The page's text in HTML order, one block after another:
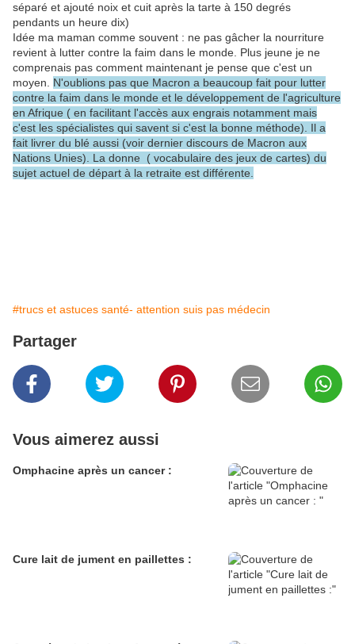
séparé et ajouté noix et cuit après la tarte à 150 degrés
pendants un heure dix)
Idée ma maman comme souvent : ne pas gâcher la nourriture
revient à lutter contre la faim dans le monde. Plus jeune je ne
comprenais pas comment maintenant je pense que c'est un
moyen. N'oublions pas que Macron a beaucoup fait pour lutter
contre la faim dans le monde et le développement de l'agriculture
en Afrique ( en facilitant l'accès aux engrais notamment mais
c'est les spécialistes qui savent si c'est la bonne méthode). Il a
fait livrer du blé aussi (voir dernier discours de Macron aux
Nations Unies). La donne ( vocabulaire des jeux de cartes) du
sujet actuel de départ à la retraite est différente.
#trucs et astuces santé- attention suis pas médecin
Partager
Vous aimerez aussi
Omphacine après un cancer :
Cure lait de jument en paillettes :